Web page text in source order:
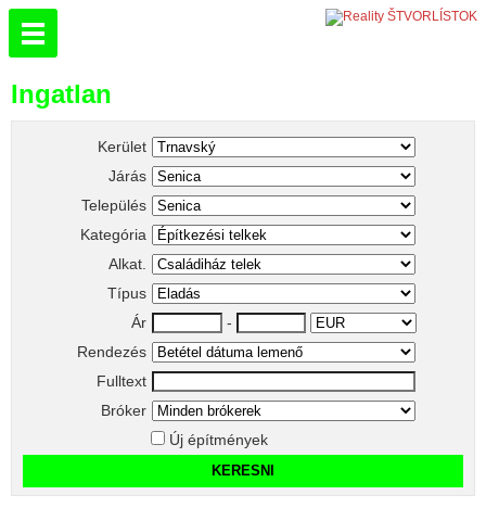
Ingatlan
Kerület
Járás
Település
Kategória
Alkat.
Típus
Ár
-
Rendezés
Fulltext
Bróker
Új építmények